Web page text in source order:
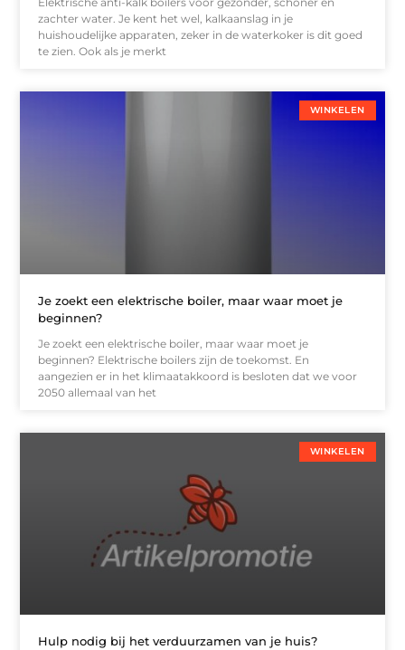
zachter water. Je kent het wel, kalkaanslag in je
huishoudelijke apparaten, zeker in de waterkoker is dit goed
te zien. Ook als je merkt
WINKELEN
Je zoekt een elektrische boiler, maar waar moet je
beginnen?
Je zoekt een elektrische boiler, maar waar moet je
beginnen? Elektrische boilers zijn de toekomst. En
aangezien er in het klimaatakkoord is besloten dat we voor
2050 allemaal van het
WINKELEN
Hulp nodig bij het verduurzamen van je huis?